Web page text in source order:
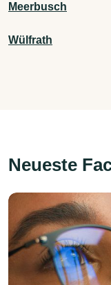
Meerbusch
Wülfrath
Neueste